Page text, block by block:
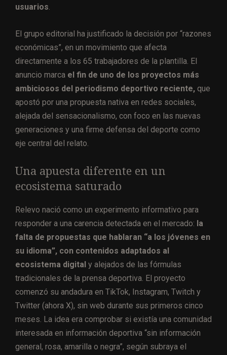
usuarios.
El grupo editorial ha justificado la decisión por “razones
económicas”, en un movimiento que afecta
directamente a los 65 trabajadores de la plantilla. El
anuncio marca el fin de uno de los proyectos más
ambiciosos del periodismo deportivo reciente, que
apostó por una propuesta nativa en redes sociales,
alejada del sensacionalismo, con foco en las nuevas
generaciones y una firme defensa del deporte como
eje central del relato.
Una apuesta diferente en un
ecosistema saturado
Relevo nació como un experimento informativo para
responder a una carencia detectada en el mercado: la
falta de propuestas que hablaran “a los jóvenes en
su idioma”, con contenidos adaptados al
ecosistema digital y alejados de las fórmulas
tradicionales de la prensa deportiva. El proyecto
comenzó su andadura en TikTok, Instagram, Twitch y
Twitter (ahora X), sin web durante sus primeros cinco
meses. La idea era comprobar si existía una comunidad
interesada en información deportiva “sin información
general, rosa, amarilla o negra”, según subraya el